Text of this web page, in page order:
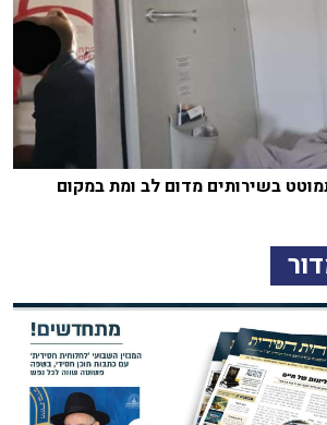
בשירותים מדום לב ומת במקום